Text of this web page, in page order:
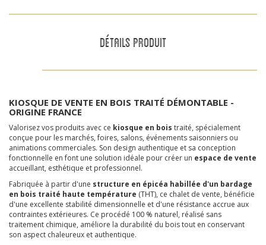
DÉTAILS PRODUIT
KIOSQUE DE VENTE EN BOIS TRAITÉ DÉMONTABLE -
ORIGINE FRANCE
Valorisez vos produits avec ce kiosque en bois traité, spécialement
conçue pour les marchés, foires, salons, événements saisonniers ou
animations commerciales. Son design authentique et sa conception
fonctionnelle en font une solution idéale pour créer un espace de vente
accueillant, esthétique et professionnel.
Fabriquée à partir d'une structure en épicéa habillée d'un bardage
en bois traité haute température (THT), ce chalet de vente, bénéficie
d'une excellente stabilité dimensionnelle et d'une résistance accrue aux
contraintes extérieures. Ce procédé 100 % naturel, réalisé sans
traitement chimique, améliore la durabilité du bois tout en conservant
son aspect chaleureux et authentique.